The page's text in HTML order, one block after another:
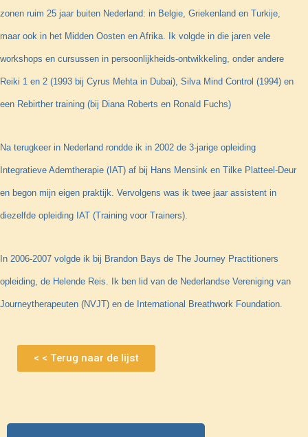
zonen ruim 25 jaar buiten Nederland: in Belgie, Griekenland en Turkije,
maar ook in het Midden Oosten en Afrika. Ik volgde in die jaren vele
workshops en cursussen in persoonlijkheids-ontwikkeling, onder andere
Reiki 1 en 2 (1993 bij Cyrus Mehta in Dubai), Silva Mind Control (1994) en
een Rebirther training (bij Diana Roberts en Ronald Fuchs)
Na terugkeer in Nederland rondde ik in 2002 de 3-jarige opleiding
Integratieve Ademtherapie (IAT) af bij Hans Mensink en Tilke Platteel-Deur
en begon mijn eigen praktijk. Vervolgens was ik twee jaar assistent in
diezelfde opleiding IAT (Training voor Trainers).
In 2006-2007 volgde ik bij Brandon Bays de The Journey Practitioners
opleiding, de Helende Reis. Ik ben lid van de Nederlandse Vereniging van
Journeytherapeuten (NVJT) en de International Breathwork Foundation.
< < Terug naar de lijst